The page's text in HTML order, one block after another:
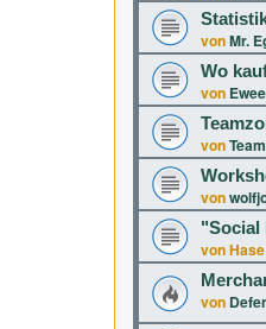
vonMr.
Wo
von
von
von
"Social
vonHase
von